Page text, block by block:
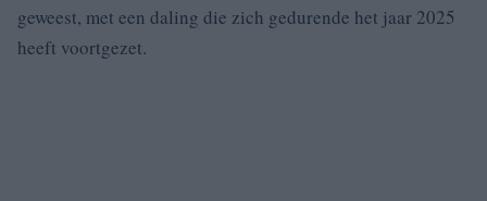
geweest, met een daling die zich gedurende het jaar 2025
heeft voortgezet.